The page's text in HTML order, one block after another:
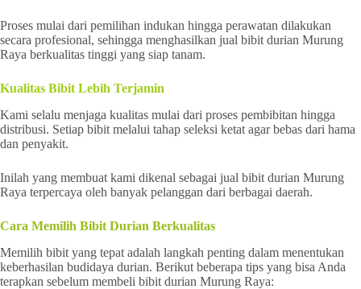
Proses mulai dari pemilihan indukan hingga perawatan dilakukan
secara profesional, sehingga menghasilkan jual bibit durian Murung
Raya berkualitas tinggi yang siap tanam.
Kualitas Bibit Lebih Terjamin
Kami selalu menjaga kualitas mulai dari proses pembibitan hingga
distribusi. Setiap bibit melalui tahap seleksi ketat agar bebas dari hama
dan penyakit.
Inilah yang membuat kami dikenal sebagai jual bibit durian Murung
Raya terpercaya oleh banyak pelanggan dari berbagai daerah.
Cara Memilih Bibit Durian Berkualitas
Memilih bibit yang tepat adalah langkah penting dalam menentukan
keberhasilan budidaya durian. Berikut beberapa tips yang bisa Anda
terapkan sebelum membeli bibit durian Murung Raya: